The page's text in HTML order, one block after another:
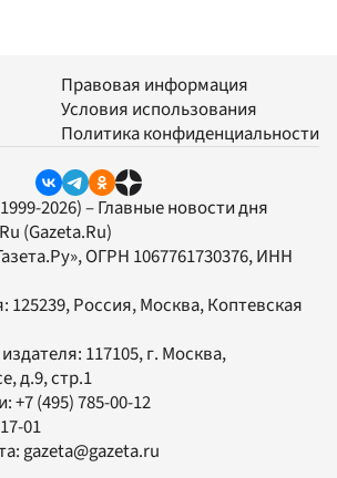
Правовая информация
Условия использования
Политика конфиденциальности
2026) – Главные новости дня
(Gazeta.Ru)
, ОГРН 1067761730376, ИНН
125239, Россия, Москва, Коптевская
117105, г. Москва,
д.9, стр.1
+7 (495) 785-00-12
01
gazeta@gazeta.ru